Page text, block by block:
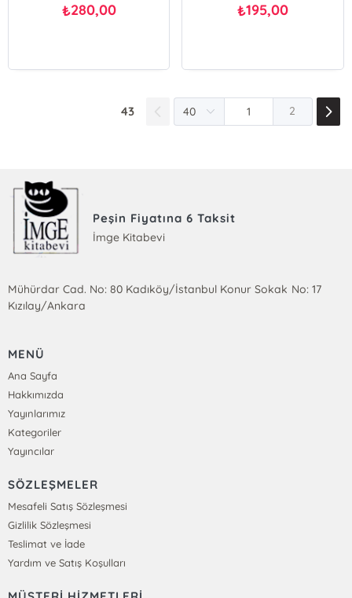
₺280,00 ₺195,00
43 2
Peşin Fiyatına 6 Taksit
İmge Kitabevi
Mühürdar Cad. No: 80 Kadıköy/İstanbul Konur Sokak No: 17
Kızılay/Ankara
MENÜ
Ana Sayfa
Hakkımızda
Yayınlarımız
Kategoriler
Yayıncılar
SÖZLEŞMELER
Mesafeli Satış Sözleşmesi
Gizlilik Sözleşmesi
Teslimat ve İade
Yardım ve Satış Koşulları